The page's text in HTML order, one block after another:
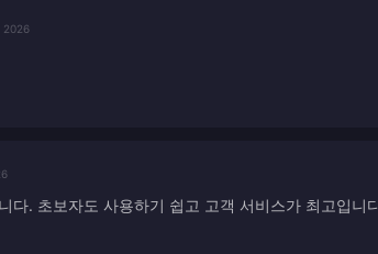
2026
다. 초보자도 사용하기 쉽고 고객 서비스가 최고입니